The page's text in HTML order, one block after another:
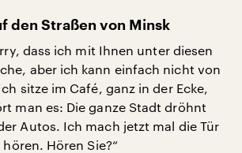
den Straßen von Minsk
dass ich mit Ihnen unter diesen
aber ich kann einfach nicht von
sitze im Café, ganz in der Ecke,
man es: Die ganze Stadt dröhnt
Autos. Ich mach jetzt mal die Tür
Hören Sie?“